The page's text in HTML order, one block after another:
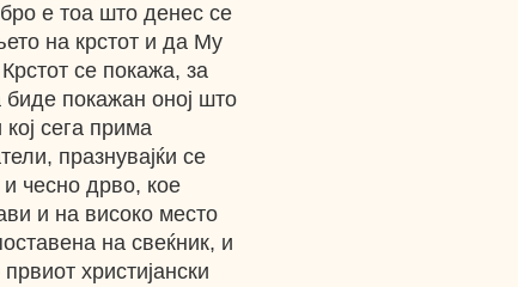
е тоа што денес се
на крстот и да Му
се покажа, за
биде покажан оној што
сега прима
празнувајќи се
чесно дрво, кое
и на високо место
на свеќник, и
христијански